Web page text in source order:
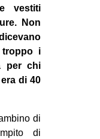
vestiti
Non
troppo i
per chi
di 40
di
di